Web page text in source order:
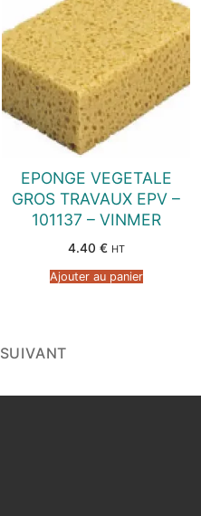
EPONGE VEGETALE
GROS TRAVAUX EPV –
101137 – VINMER
4.40 € HT
Ajouter au panier
SUIVANT